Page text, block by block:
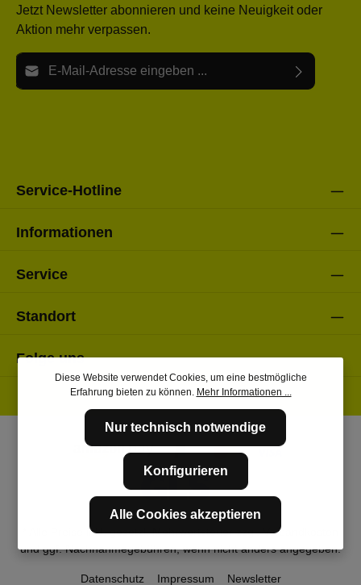
Jetzt Newsletter abonnieren und keine Neuigkeit oder
Aktion mehr verpassen.
E-Mail-Adresse*
Service-Hotline
Informationen
Service
Standort
Folge uns
* Alle Preise inkl. gesetzl. Mehrwertsteuer zzgl.Versandkosten
und ggf. Nachnahmegebühren, wenn nicht anders angegeben.
Datenschutz Impressum Newsletter
Diese Website verwendet Cookies, um eine bestmögliche
Erfahrung bieten zu können. Mehr Informationen ...
Nur technisch notwendige
Konfigurieren
Alle Cookies akzeptieren